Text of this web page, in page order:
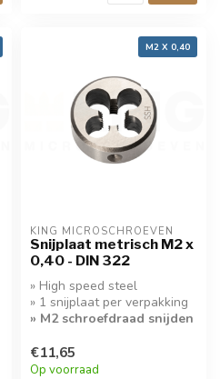
M2 X 0,40
KING MICROSCHROEVEN
Snijplaat metrisch M2 x
0,40 - DIN 322
» High speed steel
» 1 snijplaat per verpakking
» M2 schroefdraad snijden
€11,65
Op voorraad